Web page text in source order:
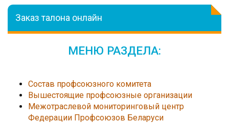
Заказ талона онлайн
МЕНЮ РАЗДЕЛА:
Состав профсоюзного комитета
Вышестоящие профсоюзные организации
Межотраслевой мониторинговый центр
Федерации Профсоюзов Беларуси